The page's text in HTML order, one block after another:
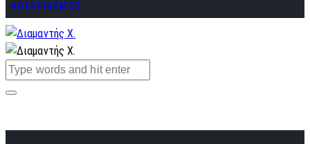
ΛΟΓΑΡΙΑΣΜΟΣ